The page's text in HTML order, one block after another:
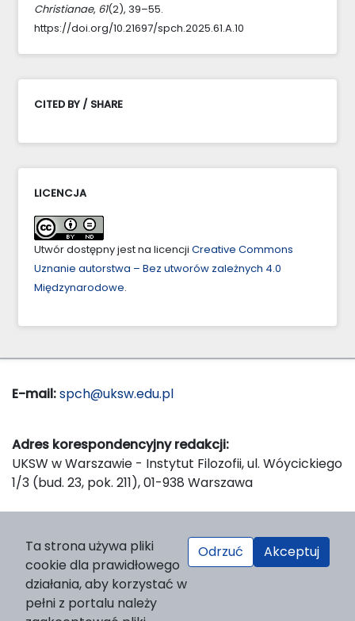
Christianae, 61(2), 39–55.
https://doi.org/10.21697/spch.2025.61.A.10
CITED BY / SHARE
LICENCJA
Utwór dostępny jest na licencji Creative Commons
Uznanie autorstwa – Bez utworów zależnych 4.0
Międzynarodowe.
E-mail:spch@uksw.edu.pl
Adres korespondencyjny redakcji:
UKSW w Warszawie - Instytut Filozofii, ul. Wóycickiego
1/3 (bud. 23, pok. 211), 01-938 Warszawa
Wydawnictwo Naukowe UKSW, ul. Dewajtis 5, domek
nr 2, 01-815 Warszawa
Strona WWW Wydawnictwa
e-mail: wydawnictwo@uksw.edu.pl
Ta strona używa pliki
cookie dla prawidłowego
działania, aby korzystać w
pełni z portalu należy
Odrzuć Akceptuj